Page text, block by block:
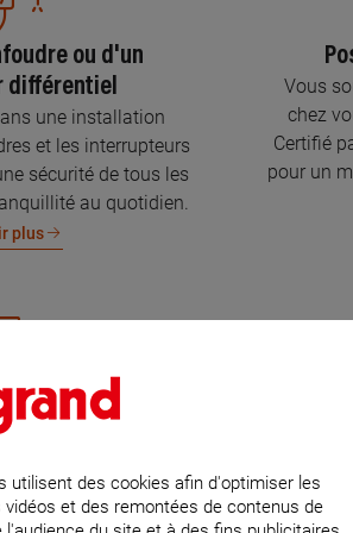
ou d'un
différentiel
une installation
et les interrupteurs
sécurité de tous les
au quotidien.
plus
Vous
chez
Certifié
pour un
de l’installation
la sécurité et la
et de vos biens,
Pour
des cookies afin d'optimiser les
et des remontées de contenus de